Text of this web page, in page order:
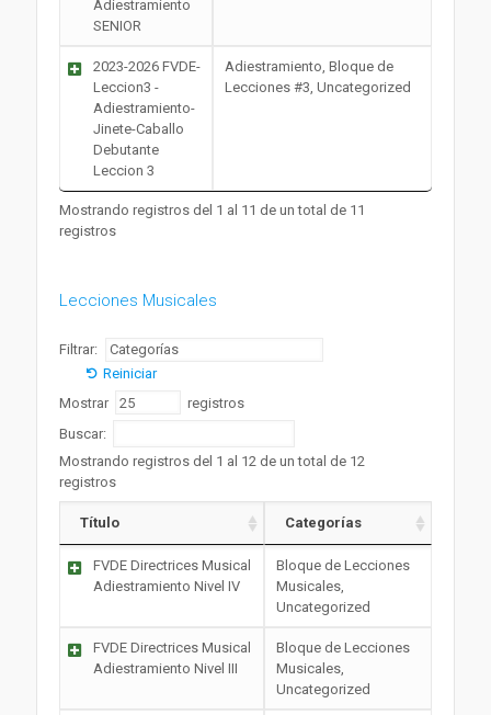
Adiestramiento
SENIOR
2023-2026 FVDE-
Leccion3 -
Adiestramiento-
Jinete-Caballo
Debutante
Leccion 3
Adiestramiento, Bloque de
Lecciones #3, Uncategorized
Mostrando registros del 1 al 11 de un total de 11
registros
Lecciones Musicales
Filtrar:
Reiniciar
Mostrar
registros
Buscar:
Mostrando registros del 1 al 12 de un total de 12
registros
Título Categorías
FVDE Directrices Musical
Adiestramiento Nivel IV
Bloque de Lecciones
Musicales,
Uncategorized
FVDE Directrices Musical
Adiestramiento Nivel III
Bloque de Lecciones
Musicales,
Uncategorized